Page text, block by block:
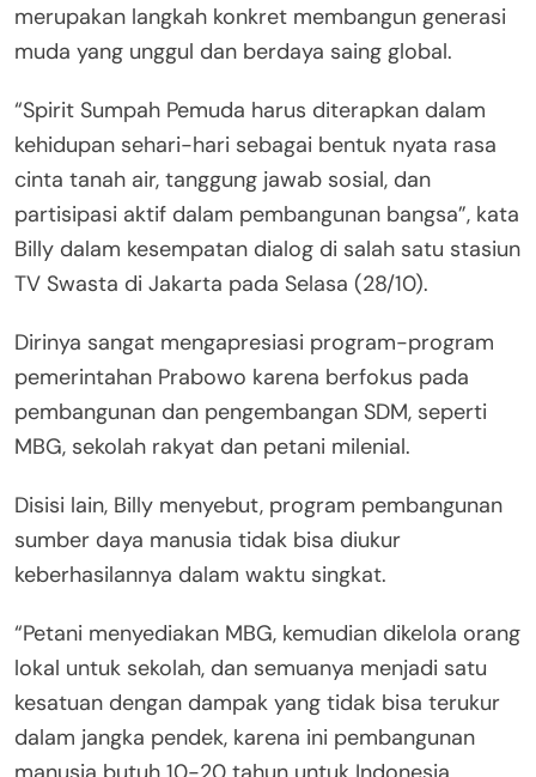
merupakan langkah konkret membangun generasi
muda yang unggul dan berdaya saing global.
“Spirit Sumpah Pemuda harus diterapkan dalam
kehidupan sehari-hari sebagai bentuk nyata rasa
cinta tanah air, tanggung jawab sosial, dan
partisipasi aktif dalam pembangunan bangsa”, kata
Billy dalam kesempatan dialog di salah satu stasiun
TV Swasta di Jakarta pada Selasa (28/10).
Dirinya sangat mengapresiasi program-program
pemerintahan Prabowo karena berfokus pada
pembangunan dan pengembangan SDM, seperti
MBG, sekolah rakyat dan petani milenial.
Disisi lain, Billy menyebut, program pembangunan
sumber daya manusia tidak bisa diukur
keberhasilannya dalam waktu singkat.
“Petani menyediakan MBG, kemudian dikelola orang
lokal untuk sekolah, dan semuanya menjadi satu
kesatuan dengan dampak yang tidak bisa terukur
dalam jangka pendek, karena ini pembangunan